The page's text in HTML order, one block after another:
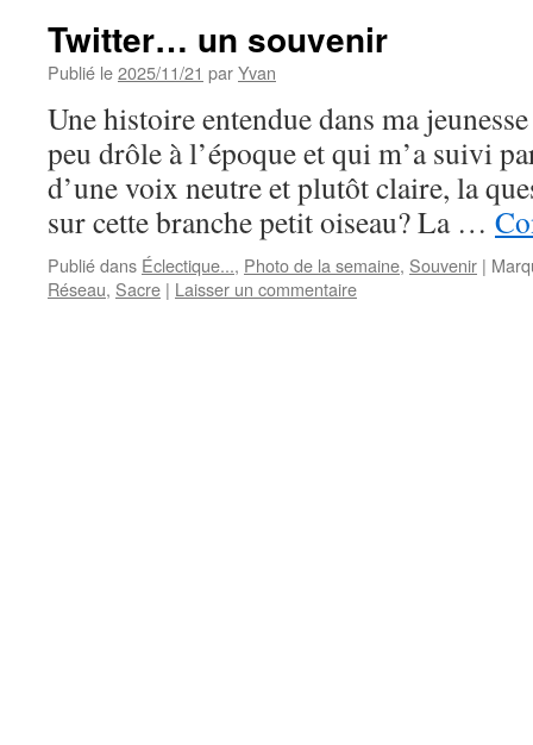
Twitter… un souvenir
Publié le2025/11/21 parYvan
Une histoire entendue dans ma
peu drôle à l’époque et qui m’a suivi
d’une voix neutre et plutôt claire, la
sur cette branche petit oiseau? La …
Publié dans Éclectique..., Photo de la semaine, Souvenir |
Réseau, Sacre | Laisser un commentaire